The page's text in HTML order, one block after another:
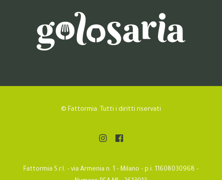
© Fattormia. Tutti i diritti riservati
Fattormia S.r.l. – via Armenia n. 1 – Milano – p.i. 11608030968 –